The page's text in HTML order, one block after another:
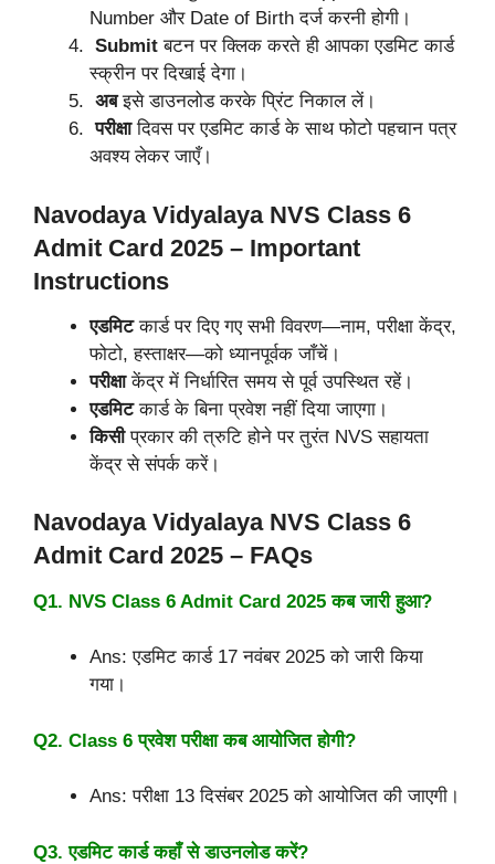
Number और Date of Birth दर्ज करनी होगी।
Submit बटन पर क्लिक करते ही आपका एडमिट कार्ड
स्क्रीन पर दिखाई देगा।
अबइसे डाउनलोड करके प्रिंट निकाल लें।
परीक्षादिवस पर एडमिट कार्ड के साथ फोटो पहचान पत्र
अवश्य लेकर जाएँ।
Navodaya Vidyalaya NVS Class 6
Admit Card 2025 – Important
Instructions
एडमिटकार्ड पर दिए गए सभी विवरण—नाम, परीक्षा केंद्र,
फोटो, हस्ताक्षर—को ध्यानपूर्वक जाँचें।
परीक्षाकेंद्र में निर्धारित समय से पूर्व उपस्थित रहें।
एडमिटकार्ड के बिना प्रवेश नहीं दिया जाएगा।
किसीप्रकार की त्रुटि होने पर तुरंत NVS सहायता
केंद्र से संपर्क करें।
Navodaya Vidyalaya NVS Class 6
Admit Card 2025 – FAQs
Q1. NVS Class 6 Admit Card 2025 कब जारी हुआ?
Ans: एडमिट कार्ड 17 नवंबर 2025 को जारी किया
गया।
Q2. Class 6 प्रवेश परीक्षा कब आयोजित होगी?
Ans: परीक्षा 13 दिसंबर 2025 को आयोजित की जाएगी।
Q3. एडमिट कार्ड कहाँ से डाउनलोड करें?